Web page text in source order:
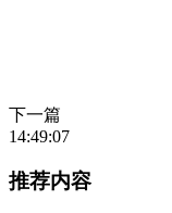
下一篇
14:49:07
推荐内容